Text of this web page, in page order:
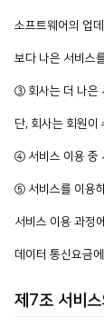
소프트웨어의 업
보다 나은 서비스
③ 회사는 더 나은
단, 회사는 회원이
④ 서비스 이용 중
⑤ 서비스를 이용
서비스 이용 과정
데이터 통신요금
제7조 서비